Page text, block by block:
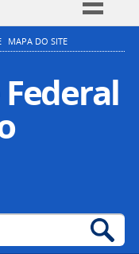
Simplifique!
Participe
à informação
Legislação
MAPA DO SITE